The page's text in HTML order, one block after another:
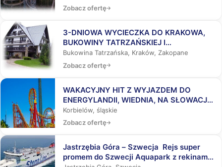
Zobacz ofertę
3-DNIOWA WYCIECZKA DO KRAKOWA,
BUKOWINY TATRZAŃSKIEJ I
ZAKOPANEGO
Bukowina Tatrzańska, Kraków, Zakopane
Zobacz ofertę
WAKACYJNY HIT Z WYJAZDEM DO
ENERGYLANDII, WIEDNIA, NA SŁOWACJĘ,
DO AQUAPARKÓW
Korbielów, śląskie
Zobacz ofertę
Jastrzębia Góra – Szwecja Rejs super
promem do Szwecji Aquapark z rekinami,